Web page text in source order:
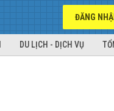
ĐĂNG
DU LỊCH - DỊCH VỤ